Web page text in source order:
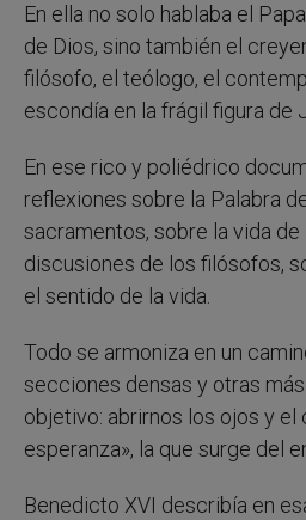
En ella no solo hablaba el
de Dios, sino también el
filósofo, el teólogo, el
escondía en la frágil figura de
En ese rico y poliédrico
reflexiones sobre la Palabra
sacramentos, sobre la vida
discusiones de los filósofos,
el sentido de la vida.
Todo se armoniza en un
secciones densas y otras
objetivo: abrirnos los ojos y el
esperanza», la que surge del
Benedicto XVI describía en